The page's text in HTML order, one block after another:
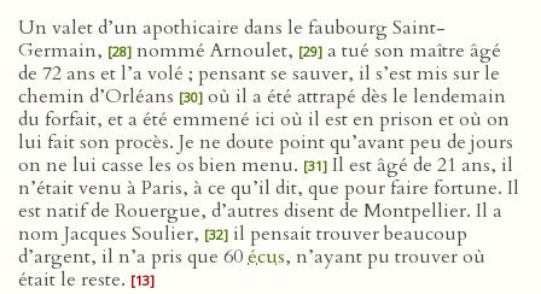
Un valet d’un apothicaire dans le faubourg Saint-
Germain, [28] nommé Arnoulet, [29] a tué son maître âgé
de 72 ans et l’a volé ; pensant se sauver, il s’est mis sur le
chemin d’Orléans [30] où il a été attrapé dès le lendemain
du forfait, et a été emmené ici où il est en prison et où on
lui fait son procès. Je ne doute point qu’avant peu de jours
on ne lui casse les os bien menu. [31] Il est âgé de 21 ans, il
n’était venu à Paris, à ce qu’il dit, que pour faire fortune. Il
est natif de Rouergue, d’autres disent de Montpellier. Il a
nom Jacques Soulier, [32] il pensait trouver beaucoup
d’argent, il n’a pris que 60écus, n’ayant pu trouver où
était le reste. [13]